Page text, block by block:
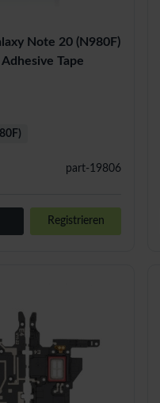
Note 20 (N980F)
Tape
part-19806
Registrieren